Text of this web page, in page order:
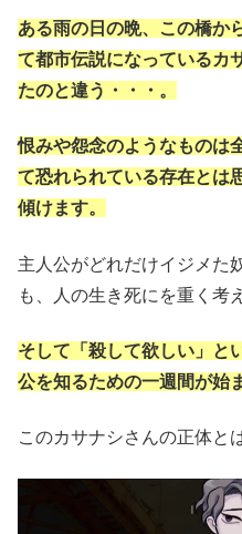
ある雨の日の晩、この橋か
て都市伝説になっているカ
たのと違う・・・。
恨みや怨念のようなものは
て恐れられている存在とは
傾けます。
主人公がどれだけイジメた
も、人の生き死にを重く考
そして「殺して欲しい」と
公を知るための一週間が始
このカサナシさんの正体と